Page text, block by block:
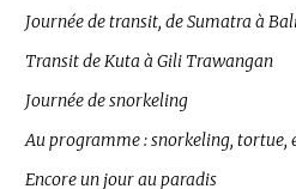
Journée de transit, de Sumatra à
Transit de Kuta à Gili Trawangan
Journée de snorkeling
Au programme : snorkeling, tortue,
Encore un jour au paradis